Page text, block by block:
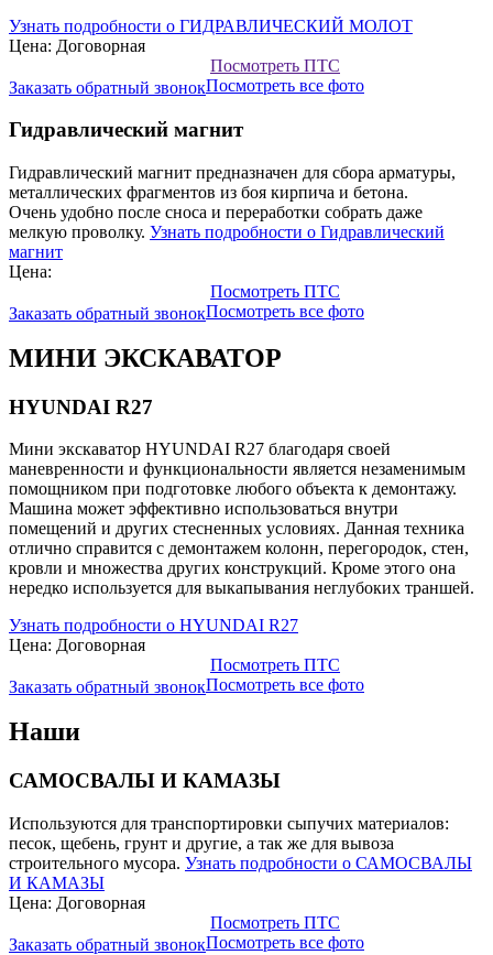
Узнать подробности о ГИДРАВЛИЧЕСКИЙ МОЛОТ
Цена: Договорная
Заказать обратный звонок
Посмотреть ПТС
Посмотреть все фото
Гидравлический магнит
Гидравлический магнит предназначен для сбора арматуры,
металлических фрагментов из боя кирпича и бетона.
Очень удобно после сноса и переработки собрать даже
мелкую проволку. Узнать подробности о Гидравлический
магнит
Цена:
Заказать обратный звонок
Посмотреть ПТС
Посмотреть все фото
МИНИ ЭКСКАВАТОР
HYUNDAI R27
Мини экскаватор HYUNDAI R27 благодаря своей
маневренности и функциональности является незаменимым
помощником при подготовке любого объекта к демонтажу.
Машина может эффективно использоваться внутри
помещений и других стесненных условиях. Данная техника
отлично справится с демонтажем колонн, перегородок, стен,
кровли и множества других конструкций. Кроме этого она
нередко используется для выкапывания неглубоких траншей.
Узнать подробности о HYUNDAI R27
Цена: Договорная
Заказать обратный звонок
Посмотреть ПТС
Посмотреть все фото
Наши
САМОСВАЛЫ И КАМАЗЫ
Используются для транспортировки сыпучих материалов:
песок, щебень, грунт и другие, а так же для вывоза
строительного мусора. Узнать подробности о САМОСВАЛЫ
И КАМАЗЫ
Цена: Договорная
Заказать обратный звонок
Посмотреть ПТС
Посмотреть все фото